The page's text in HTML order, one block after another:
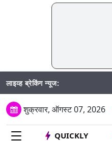
लाइव्ह ब्रेकिंग न्यूज:
शुक्रवार, ऑगस्ट 07, 2026
QUICKLY